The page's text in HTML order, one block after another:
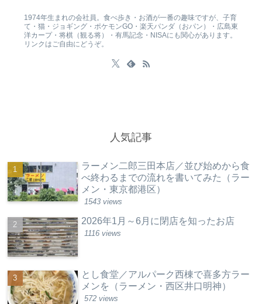
1974年生まれの会社員。食べ歩き・お酒が一番の趣味ですが、子育
て・猫・ジョギング・ポケモンGO・楽天パンダ（おパン）・広島東
洋カープ・将棋（観る将）・有馬記念・NISAにも関心があります。
リンクはご自由にどうぞ。
人気記事
ラーメン二郎三田本店／並び始めから食
べ終わるまでの流れを書いてみた（ラー
メン・東京都港区）
1543 views
2026年1月～6月に閉店を知ったお店
1116 views
とし食堂／アルパーク西棟で喜多方ラー
メンを（ラーメン・西区井口明神）
572 views